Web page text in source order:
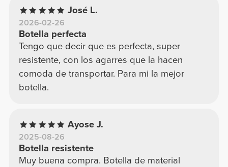
José L.
2026-02-26
Botella perfecta
Tengo que decir que es perfecta, super
resistente, con los agarres que la hacen
comoda de transportar. Para mi la mejor
botella.
Ayose J.
2025-08-26
Botella resistente
Muy buena compra. Botella de material